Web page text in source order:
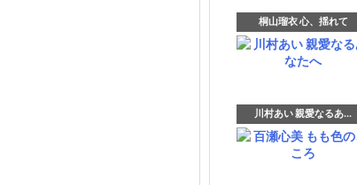
桐山瑠衣 心、揺れて
川村あい 親愛なるあ...